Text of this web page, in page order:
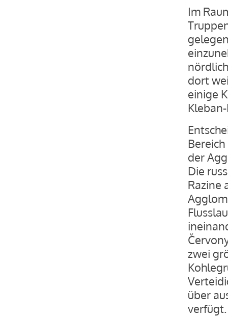
Im
dort
einige
der
Die
Razine
zwei
über
verfügt.